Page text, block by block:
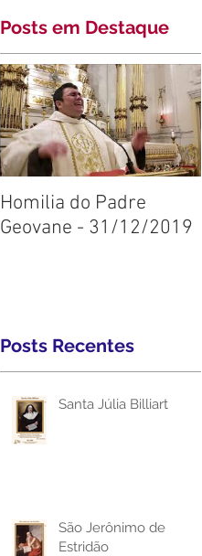
Posts em Destaque
Homilia do Padre
Geovane - 31/12/2019
Posts Recentes
Santa Júlia Billiart
São Jerônimo de
Estridão